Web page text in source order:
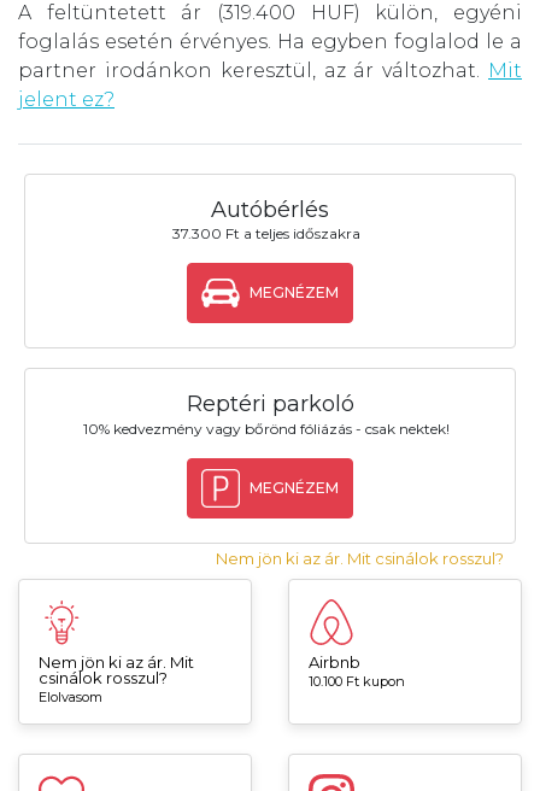
A feltüntetett ár (319.400 HUF) külön, egyéni
foglalás esetén érvényes. Ha egyben foglalod le a
partner irodánkon keresztül, az ár változhat. Mit
jelent ez?
Autóbérlés
37.300 Ft a teljes időszakra
MEGNÉZEM
Reptéri parkoló
10% kedvezmény vagy bőrönd fóliázás - csak nektek!
MEGNÉZEM
Nem jön ki az ár. Mit csinálok rosszul?
Nem jön ki az ár. Mit
csinálok rosszul?
Elolvasom
Airbnb
10.100 Ft kupon